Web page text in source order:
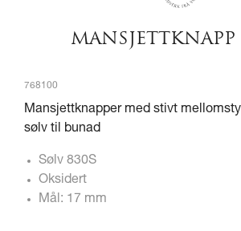
768100
Mansjettknapper med stivt
sølv til bunad
Sølv 830S
Oksidert
Mål: 17 mm